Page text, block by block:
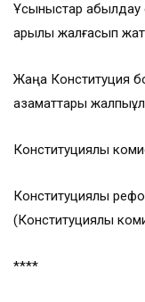
Ұсыныстар
арқылы жалғасып
Жаңа Конституция
азаматтары
Конституциялық
Конституциялық
(Конституциялық
****